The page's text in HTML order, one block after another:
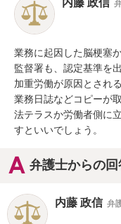
内藤 政信
業務に起因した脳梗塞
監督署も、認定基準を
加重労働が原因とされ
業務日誌などコピーが
法テラスか労働者側に
すといいでしょう。
弁護士からの
内藤 政信 弁